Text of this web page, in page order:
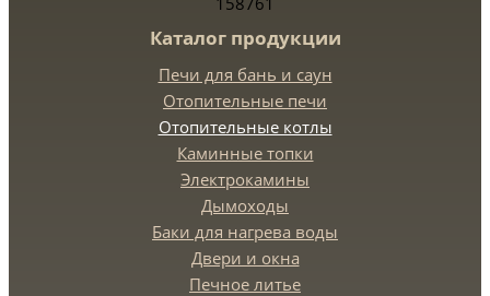
Каталог продукции
Печи для бань и саун
Отопительные печи
Отопительные котлы
Каминные топки
Электрокамины
Дымоходы
Баки для нагрева воды
Двери и окна
Печное литье